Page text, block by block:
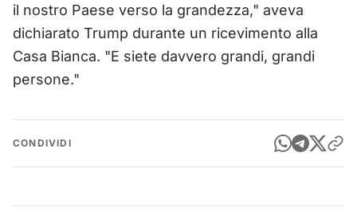
il nostro Paese verso la grandezza," aveva
dichiarato Trump durante un ricevimento alla
Casa Bianca. "E siete davvero grandi, grandi
persone."
CONDIVIDI